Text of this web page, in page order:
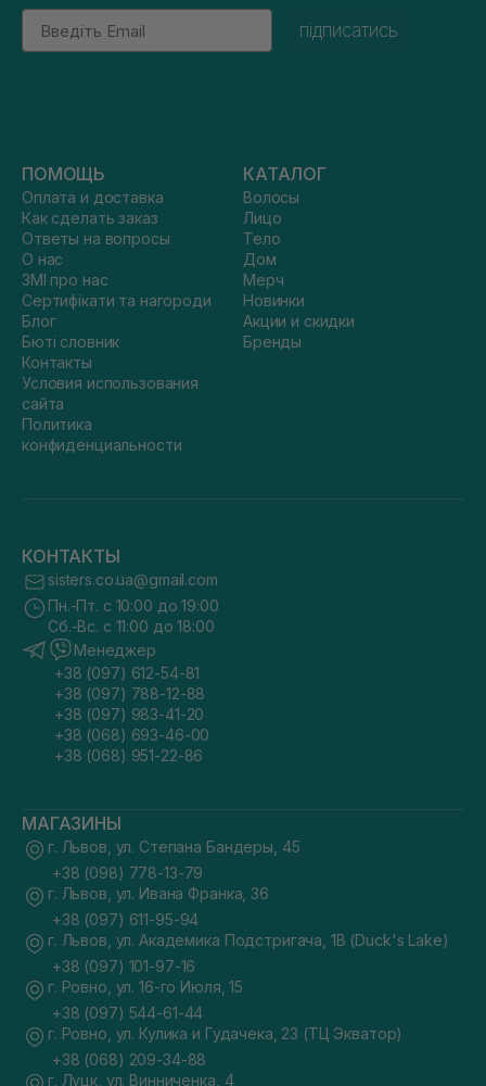
Email
підписатись
ПОМОЩЬ
Оплата и доставка
Как сделать заказ
Ответы на вопросы
О нас
ЗМІ про нас
Сертифікати та нагороди
Блог
Бюті словник
Контакты
Условия использования
сайта
Политика
конфиденциальности
КАТАЛОГ
Волосы
Лицо
Тело
Дом
Мерч
Новинки
Акции и скидки
Бренды
КОНТАКТЫ
sisters.co.ua@gmail.com
Пн.-Пт. с 10:00 до 19:00
Сб.-Вс. с 11:00 до 18:00
Менеджер
+38 (097) 612-54-81
+38 (097) 788-12-88
+38 (097) 983-41-20
+38 (068) 693-46-00
+38 (068) 951-22-86
МАГАЗИНЫ
г. Львов, ул. Степана Бандеры, 45
+38 (098) 778-13-79
г. Львов, ул. Ивана Франка, 36
+38 (097) 611-95-94
г. Львов, ул. Академика Подстригача, 1В (Duck's Lake)
+38 (097) 101-97-16
г. Ровно, ул. 16-го Июля, 15
+38 (097) 544-61-44
г. Ровно, ул. Кулика и Гудачека, 23 (ТЦ Экватор)
+38 (068) 209-34-88
г. Луцк, ул. Винниченка, 4